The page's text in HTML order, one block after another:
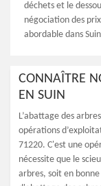
déchets et le
négociation des
abordable dans
CONNAÎTRE
EN SUIN
L’abattage des
opérations
71220. C'est une
nécessite que le
arbres, soit en